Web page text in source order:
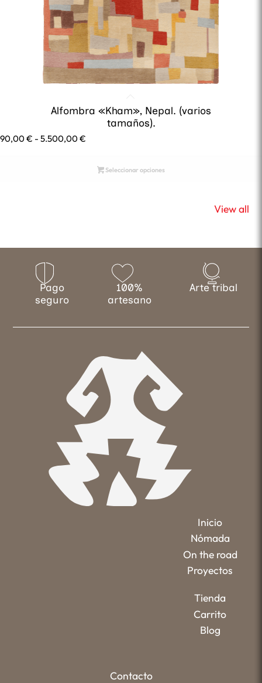
Alfombra «Kham», Nepal. (varios
tamaños).
€ - 5.500,00€
desde
Seleccionar opciones
View all
Pago
seguro
100%
artesano
Arte tribal
Inicio
Nómada
On the road
Proyectos
Tienda
Carrito
Blog
Contacto